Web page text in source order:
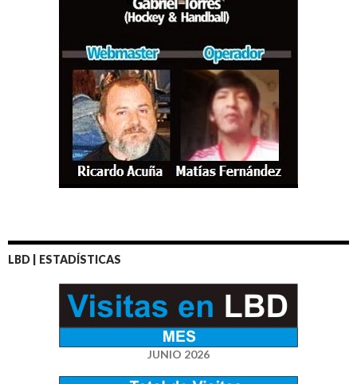
LBD | ESTADÍSTICAS
JUNIO 2026